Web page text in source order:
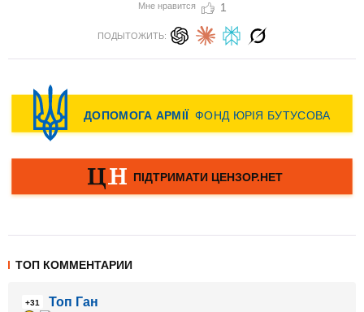
Мне нравится 1
ПОДЫТОЖИТЬ:
ТОП КОММЕНТАРИИ
+31 Топ Ган